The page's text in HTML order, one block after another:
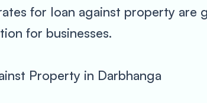
for loan against property are
for businesses.
Property in Darbhanga